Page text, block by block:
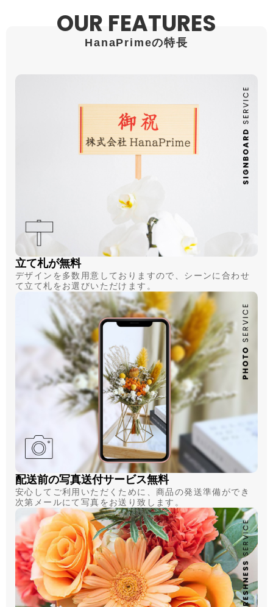
OUR FEATURES
HanaPrimeの特長
立て札が無料
デザインを多数用意しておりますので、シーンに合わせ
て立て札をお選びいただけます。
配送前の写真送付サービス無料
安心してご利用いただくために、商品の発送準備ができ
次第メールにて写真をお送り致します。